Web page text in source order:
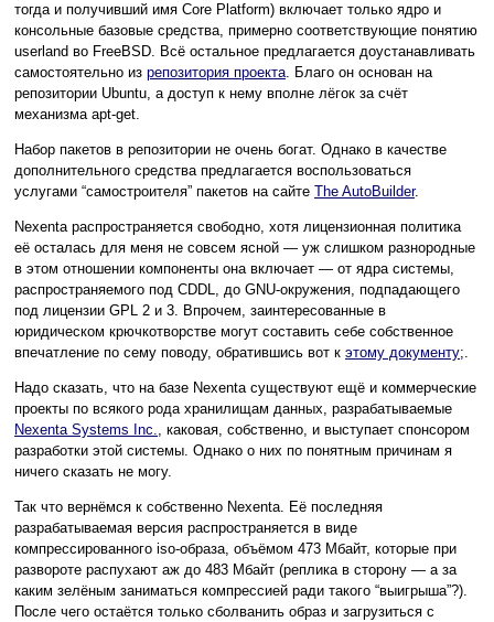
тогда и получивший имя Core Platform) включает только ядро и
консольные базовые средства, примерно соответствующие понятию
userland во FreeBSD. Всё остальное предлагается доустанавливать
самостоятельно из репозитория проекта. Благо он основан на
репозитории Ubuntu, а доступ к нему вполне лёгок за счёт
механизма apt-get.
Набор пакетов в репозитории не очень богат. Однако в качестве
дополнительного средства предлагается воспользоваться
услугами “самостроителя” пакетов на сайте The AutoBuilder.
Nexenta распространяется свободно, хотя лицензионная политика
её осталась для меня не совсем ясной — уж слишком разнородные
в этом отношении компоненты она включает — от ядра системы,
распространяемого под CDDL, до GNU-окружения, подпадающего
под лицензии GPL 2 и 3. Впрочем, заинтересованные в
юридическом крючкотворстве могут составить себе собственное
впечатление по сему поводу, обратившись вот к этому документу;.
Надо сказать, что на базе Nexenta существуют ещё и коммерческие
проекты по всякого рода хранилищам данных, разрабатываемые
Nexenta Systems Inc., каковая, собственно, и выступает спонсором
разработки этой системы. Однако о них по понятным причинам я
ничего сказать не могу.
Так что вернёмся к собственно Nexenta. Её последняя
разрабатываемая версия распространяется в виде
компрессированного iso-образа, объёмом 473 Мбайт, которые при
развороте распухают аж до 483 Мбайт (реплика в сторону — а за
каким зелёным заниматься компрессией ради такого “выигрыша”?).
После чего остаётся только сболванить образ и загрузиться с